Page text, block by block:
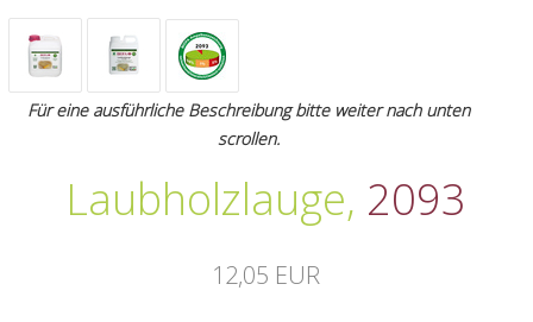
Für eine ausführliche Beschreibung bitte weiter nach unten
scrollen.
Laubholzlauge, 2093
12,05 EUR